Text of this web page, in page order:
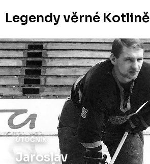
Legendy věrné Kotlině
ÚTOČNÍK
Jiří